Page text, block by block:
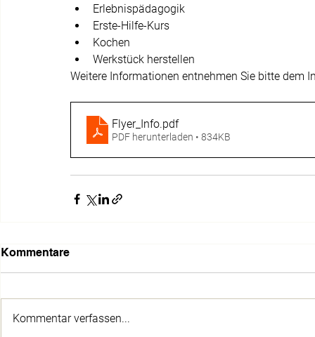
Erlebnispädagogik
Erste-Hilfe-Kurs
Kochen
Werkstück herstellen
Weitere Informationen entnehmen Sie bitte dem
Flyer_Info.pdf
PDF herunterladen • 834KB
Kommentare
Kommentar verfassen...